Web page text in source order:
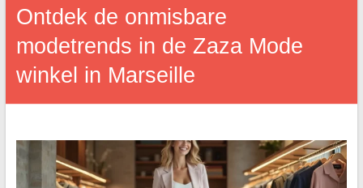
Ontdek de onmisbare
modetrends in de Zaza Mode
winkel in Marseille